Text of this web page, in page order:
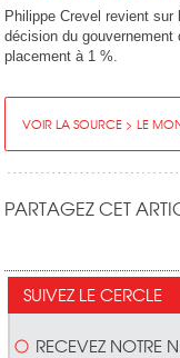
Philippe Crevel revient
décision du
placement à 1 %.
VOIR LA SOURCE > LE
PARTAGEZ CET
SUIVEZ LE CERCLE
RECEVEZ NOTRE